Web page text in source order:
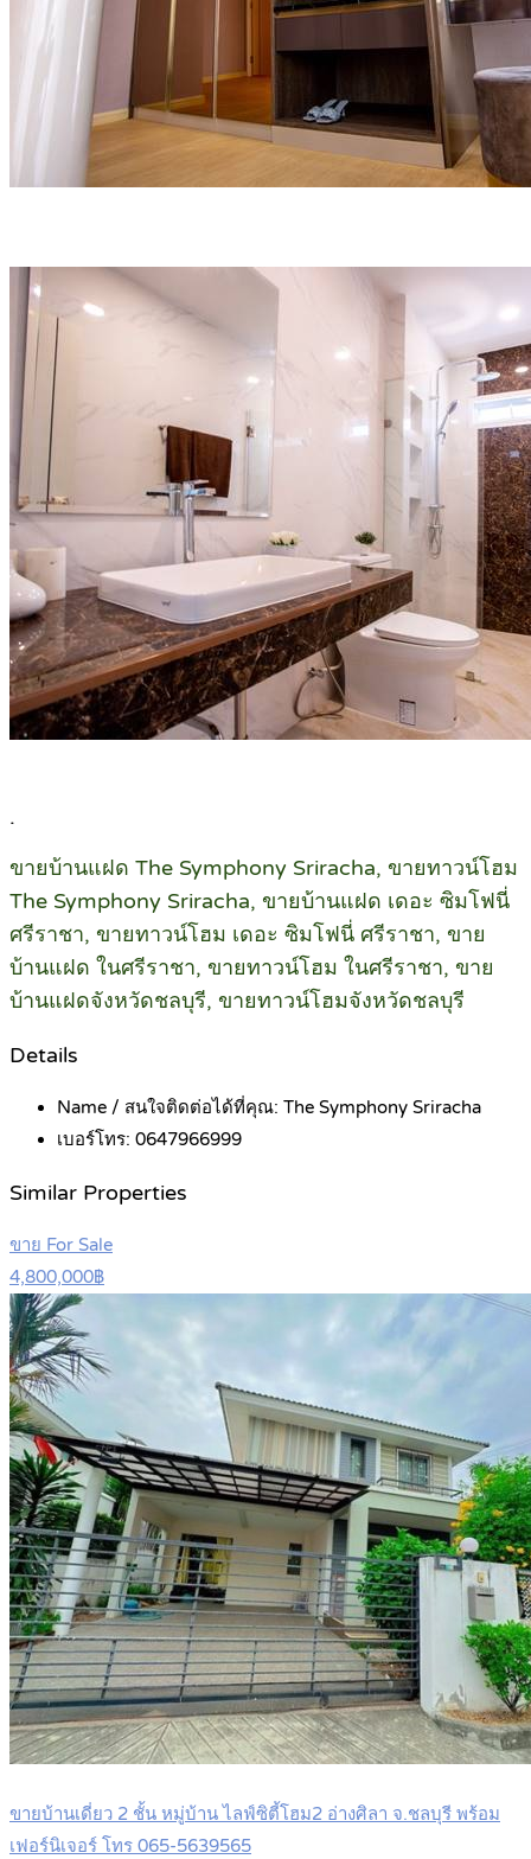
.
ขายบ้านแฝด The Symphony Sriracha, ขายทาวน์โฮม
The Symphony Sriracha, ขายบ้านแฝด เดอะ ซิมโฟนี่
ศรีราชา, ขายทาวน์โฮม เดอะ ซิมโฟนี่ ศรีราชา, ขาย
บ้านแฝด ในศรีราชา, ขายทาวน์โฮม ในศรีราชา, ขาย
บ้านแฝดจังหวัดชลบุรี, ขายทาวน์โฮมจังหวัดชลบุรี
Details
Name / สนใจติดต่อได้ที่คุณ: The Symphony Sriracha
เบอร์โทร: 0647966999
Similar Properties
ขาย For Sale
4,800,000฿
ขายบ้านเดี่ยว 2 ชั้น หมู่บ้าน ไลฟ์ซิตี้โฮม2 อ่างศิลา จ.ชลบุรี พร้อม
เฟอร์นิเจอร์ โทร 065-5639565